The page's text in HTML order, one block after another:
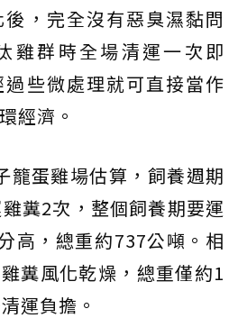
，完全沒有惡臭濕黏問
雞群時全場清運一次即
些微處理就可直接當作
經濟。
籠蛋雞場估算，飼養週期
糞2次，整個飼養期要運
高，總重約737公噸。相
糞風化乾燥，總重僅約1
運負擔。